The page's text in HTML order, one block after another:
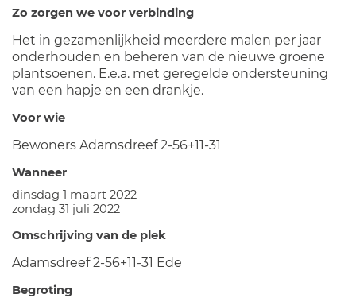
Zo zorgen we voor verbinding
Het in gezamenlijkheid meerdere malen per jaar
onderhouden en beheren van de nieuwe groene
plantsoenen. E.e.a. met geregelde ondersteuning
van een hapje en een drankje.
Voor wie
Bewoners Adamsdreef 2-56+11-31
Wanneer
dinsdag 1 maart 2022
zondag 31 juli 2022
Omschrijving van de plek
Adamsdreef 2-56+11-31 Ede
Begroting